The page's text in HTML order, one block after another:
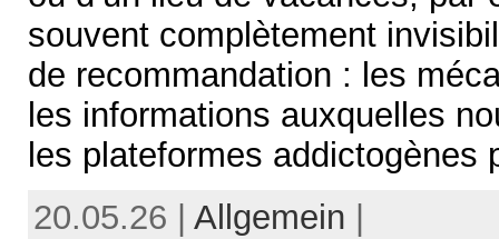
souvent complètement
de recommandation : les
les informations auxquelles
les plateformes
20.05.26 | Allgemein